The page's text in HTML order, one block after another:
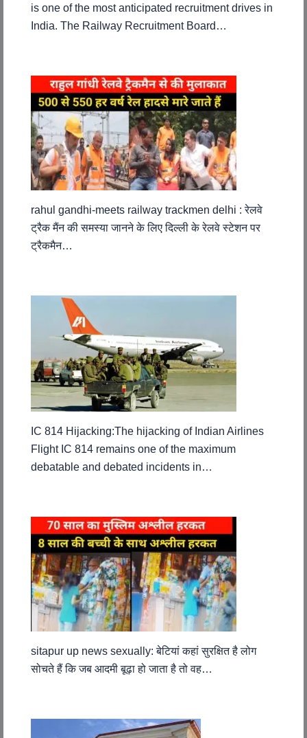
is one of the most anticipated recruitment drives in
India. The Railway Recruitment Board…
rahul gandhi-meets railway trackmen delhi : रेलवे
ट्रैक मैंन की समस्या जानने के लिए दिल्ली के रेलवे स्टेशन पर
ट्रैकमैन…
IC 814 Hijacking:The hijacking of Indian Airlines
Flight IC 814 remains one of the maximum
debatable and debated incidents in…
sitapur up news sexually: बेटियां कहां सुरक्षित है लोग
सोचते हैं कि जब आदमी बूढ़ा हो जाता है तो वह…